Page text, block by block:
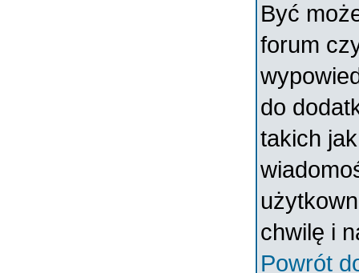
Być
forum
do
takich
chwilę i
Powrót